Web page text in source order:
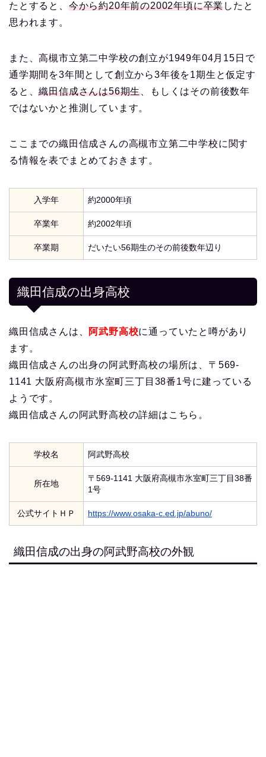
たとすると、 今から約20年前の2002年頃に卒業したと
思われます。
また、高槻市立第二中学校の創立が1949年04月15日で
通学期間を3年間として創立から3年後を1期生と仮定す
ると、織田信成さんは56期生 、もしくはその前後数年
ではないかと推測しています。
ここまでの織田信成さんの高槻市立第二中学校に関す
る情報を表でまとめておきます。
入学年 約2000年頃
卒業年 約2002年頃
卒業期 だいたい56期生のその前後数年辺り
織田信成の出身高校
織田信成さんは、 阿武野高校に通っていたと噂があり
ます。
織田信成さんの出身の阿武野高校の場所は、〒569-
1141 大阪府高槻市氷室町三丁目38番1号に建っている
ようです。
織田信成さんの阿武野高校の詳細はこちら。
学校名 阿武野高校
所在地
〒569-1141 大阪府高槻市氷室町三丁目38番
1号
公式サイトＨＰ https://www.osaka-c.ed.jp/abuno/
織田信成の出身の阿武野高校の外観